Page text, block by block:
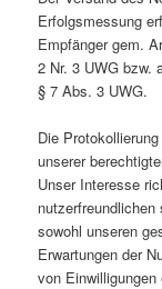
Erfolgsmessung
Empfänger gem.
2 Nr. 3 UWG bzw.
§ 7 Abs. 3 UWG.
Die
unserer
Unser Interesse
sowohl unseren
Erwartungen der
von Einwilligungen